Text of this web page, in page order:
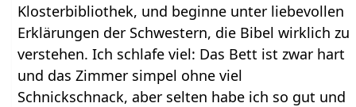
Klosterbibliothek, und beginne unter liebevollen
Erklärungen der Schwestern, die Bibel wirklich zu
verstehen. Ich schlafe viel: Das Bett ist zwar hart
und das Zimmer simpel ohne viel
Schnickschnack, aber selten habe ich so gut und